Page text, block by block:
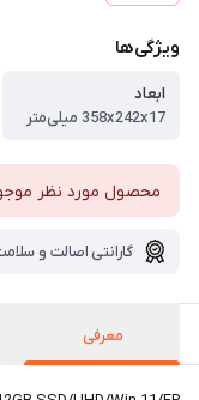
ویژگی‌ها
ابعاد
358x242x17 میلی‌متر
محصول مورد نظر
گارانتی اصالت و
معرفی